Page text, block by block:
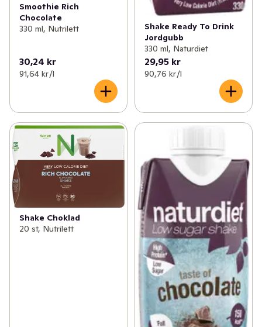
Smoothie Rich
Chocolate
330 ml, Nutrilett
30,24 kr
91,64 kr /l
Shake Ready To Drink
Jordgubb
330 ml, Naturdiet
29,95 kr
90,76 kr /l
Shake Choklad
20 st, Nutrilett